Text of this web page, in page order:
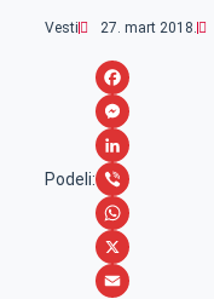
Vesti 27. mart 2018.
Podeli:
F
a
c
e
b
o
M
e
s
s
e
L
i
n
k
V
i
b
W
h
X